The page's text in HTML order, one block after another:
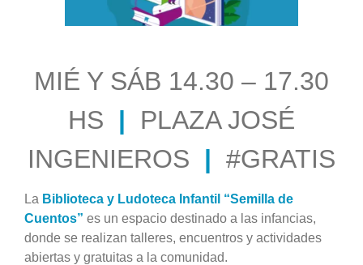
MIÉ Y SÁB 14.30 – 17.30
HS |
PLAZA JOSÉ
INGENIEROS | #GRATIS
La Biblioteca y Ludoteca Infantil “Semilla de
Cuentos” es un espacio destinado a las infancias,
donde se realizan talleres, encuentros y actividades
abiertas y gratuitas a la comunidad.